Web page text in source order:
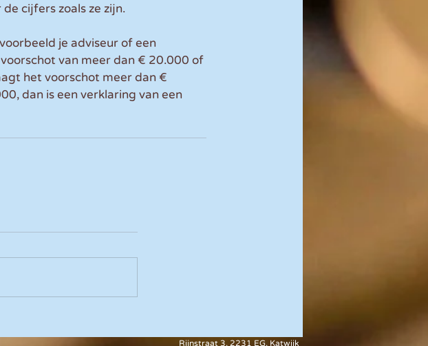
cijfers zoals ze zijn.
je adviseur of een
van meer dan € 20.000 of
het voorschot meer dan €
dan is een verklaring van een
Rijnstraat 3, 2231 EG, Katwijk